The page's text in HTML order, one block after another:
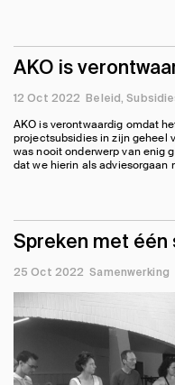
AKO is
12 Oct 2022 Beleid
AKO is verontwaardig omdat
projectsubsidies in zijn geheel
was nooit onderwerp van enig
dat we hierin als adviesorgaan
Spreken met één
25 Oct 2022 Samenwerking